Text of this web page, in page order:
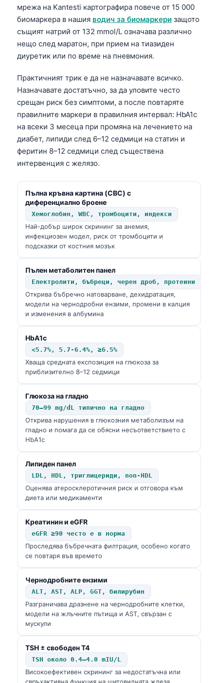
мрежа на Kantesti картографира повече от 15 000
биомаркера в нашия водич за биомаркери защото
същият натрий от 132 mmol/L означава различно
нещо след маратон, при прием на тиазиден
диуретик или по време на пневмония.
Практичният трик е да не назначавате всичко.
Назначавате достатъчно, за да уловите често
срещан риск без симптоми, а после повтаряте
правилните маркери в правилния интервал: HbA1c
на всеки 3 месеца при промяна на лечението на
диабет, липиди след 6–12 седмици на статин и
феритин 8–12 седмици след съществена
интервенция с желязо.
Пълна кръвна картина (CBC) с
диференциално броене
Хемоглобин, WBC, тромбоцити, индекси
Най-добър широк скрининг за анемия,
инфекциозен модел, риск от тромбоцити и
подсказки от костния мозък
Пълен метаболитен панел
Електролити, бъбреци, черен дроб, протеини
Открива бъбречно натоварване, дехидратация,
модели на чернодробни ензими, промени в калция
и изменения в албумина
HbA1c
<5.7%, 5.7-6.4%, ≥6.5%
Хваща средната експозиция на глюкоза за
приблизително 8–12 седмици
Глюкоза на гладно
70–99 mg/dL типично на гладно
Открива нарушения в глюкозния метаболизъм на
гладно и помага да се обясни несъответствието с
HbA1c
Липиден панел
LDL, HDL, триглицериди, non-HDL
Оценява атеросклеротичния риск и отговора към
диета или медикаменти
Креатинин и eGFR
eGFR ≥90 често е в норма
Проследява бъбречната филтрация, особено когато
се повтаря във времето
Чернодробните ензими
ALT, AST, ALP, GGT, билирубин
Разграничава дразнене на чернодробните клетки,
модели на жлъчните пътища и AST, свързан с
мускули
TSH ± свободен T4
TSH около 0.4–4.0 mIU/L
Високоефективен скрининг за недостатъчна или
свръхактивна функция на щитовидната жлеза